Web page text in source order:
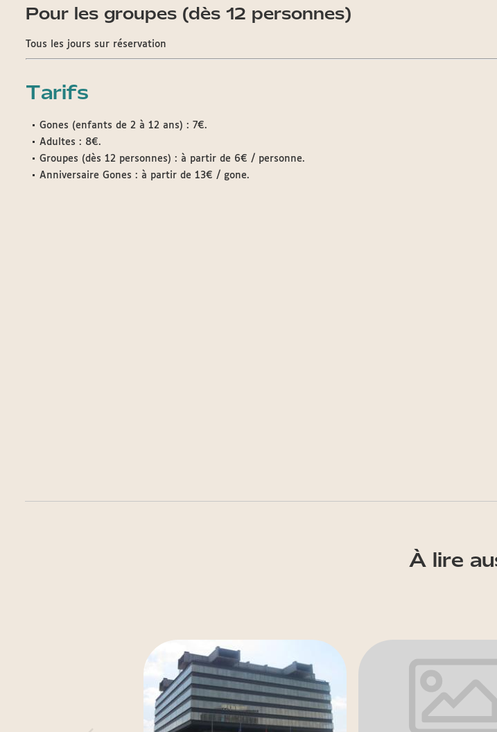
Pour les groupes (dès 12 personnes)
Tous les jours sur réservation
Tarifs
Gones (enfants de 2 à 12 ans) : 7€.
Adultes : 8€.
Groupes (dès 12 personnes) : à partir de 6€ / personne.
Anniversaire Gones : à partir de 13€ / gone.
À lire